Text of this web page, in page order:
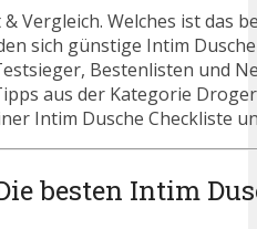
Vergleich. Welches ist das
sich günstige Intim
Bestenlisten und
aus der Kategorie
Intim Dusche Checkliste
besten Intim